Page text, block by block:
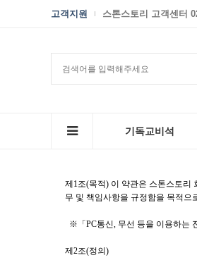
고객지원 스톤스토리 고객센터
기독교비석
제1조(목적) 이 약관은 스톤스토리
무 및 책임사항을 규정함을 목적으
※「PC통신, 무선 등을 이용하는
제2조(정의)